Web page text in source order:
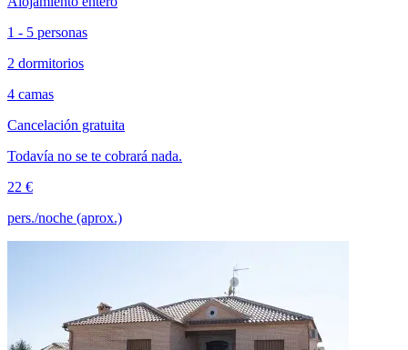
1 - 5 personas
2 dormitorios
4 camas
Cancelación gratuita
Todavía no se te cobrará nada.
22 €
pers./noche (aprox.)